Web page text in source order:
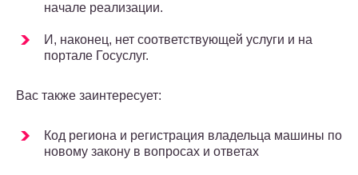
начале реализации.
И, наконец, нет соответствующей услуги и на
портале Госуслуг.
Вас также заинтересует:
Код региона и регистрация владельца машины по
новому закону в вопросах и ответах